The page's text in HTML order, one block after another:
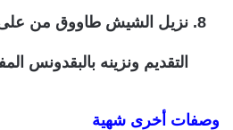
نزيل الشيش طاووق من
التقديم ونزينه بالبقدونس
وصفات أخرى شهية